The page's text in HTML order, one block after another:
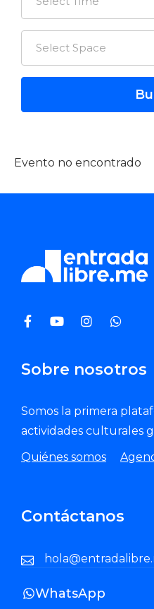
Select Space
Evento no encontrado
Sobre nosotros
Somos la primera
actividades culturales
Quiénes somos
Contáctanos
WhatsApp